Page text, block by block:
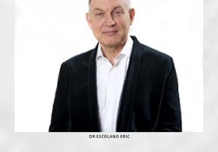
DR ESCOLANO ERIC